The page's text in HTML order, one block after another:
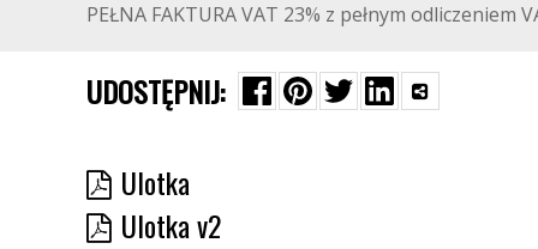
PEŁNA FAKTURA VAT 23% z pełnym odliczeniem
UDOSTĘPNIJ:
Ulotka
Ulotka v2